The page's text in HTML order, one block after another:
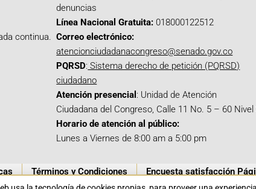
continua.
denuncias
Línea Nacional Gratuita: 018000122512
Correo electrónico:
atencionciudadanacongreso@senado.gov.co
PQRSD: Sistema derecho de petición (PQRSD)
ciudadano
Atención presencial : Unidad de Atención
Ciudadana del Congreso, Calle 11 No. 5 – 60 Nivel
Horario de atención al público:
Lunes a Viernes de 8:00 am a 5:00 pm
Términos y Condiciones Encuesta satisfacción